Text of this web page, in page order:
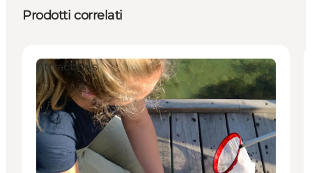
Prodotti correlati
Attractions